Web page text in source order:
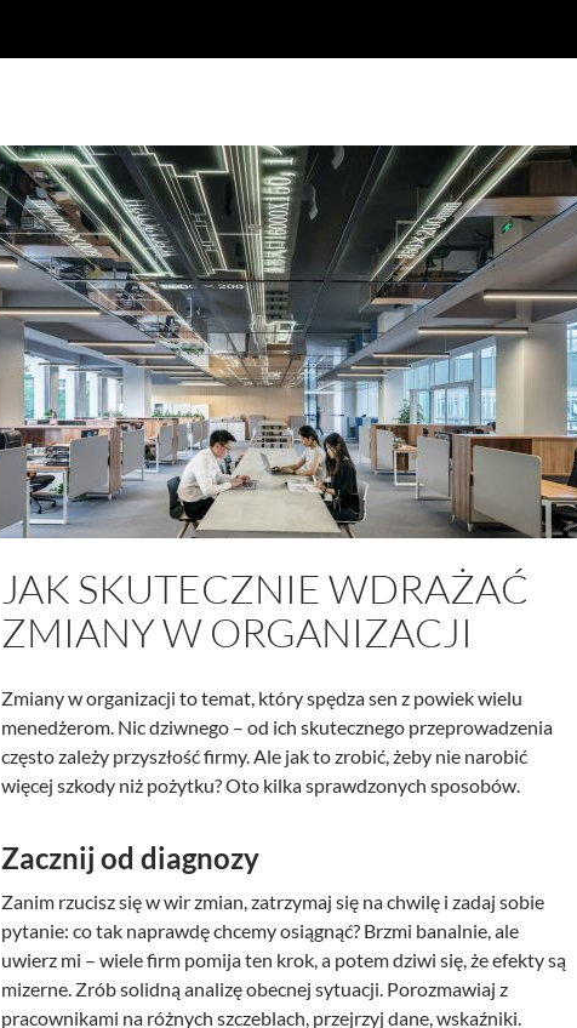
JAK SKUTECZNIE WDRAŻAĆ
ZMIANY W ORGANIZACJI
Zmiany w organizacji to temat, który spędza sen z powiek wielu
menedżerom. Nic dziwnego – od ich skutecznego przeprowadzenia
często zależy przyszłość firmy. Ale jak to zrobić, żeby nie narobić
więcej szkody niż pożytku? Oto kilka sprawdzonych sposobów.
Zacznij od diagnozy
Zanim rzucisz się w wir zmian, zatrzymaj się na chwilę i zadaj sobie
pytanie: co tak naprawdę chcemy osiągnąć? Brzmi banalnie, ale
uwierz mi – wiele firm pomija ten krok, a potem dziwi się, że efekty są
mizerne. Zrób solidną analizę obecnej sytuacji. Porozmawiaj z
pracownikami na różnych szczeblach, przejrzyj dane, wskaźniki.